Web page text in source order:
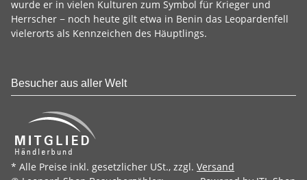
wurde er in vielen Kulturen zum Symbol für Krieger und
Herrscher − noch heute gilt etwa in Benin das Leopardenfell
vielerorts als Kennzeichen des Häuptlings.
Besucher aus aller Welt
* Alle Preise inkl. gesetzlicher USt., zzgl. Versand